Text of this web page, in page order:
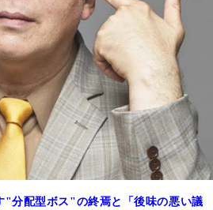
"分配型ボス"の終焉と「後味の悪い議